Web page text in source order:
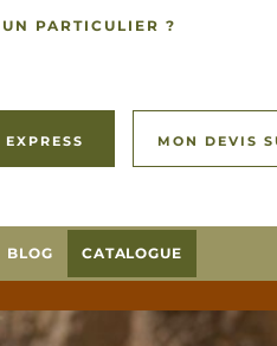
PARTICULIER ?
MON DEVIS
BLOG CATALOGUE